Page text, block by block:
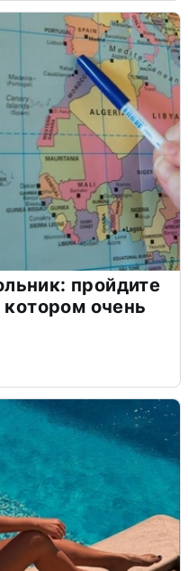
пройдите
котором очень